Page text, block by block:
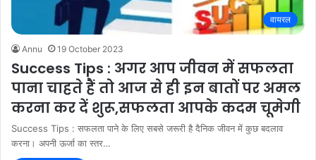
वायरल
Annu 19 October 2023
Success Tips : अगर आप जीवन में सफलता
पाना चाहते हैं तो आज से ही इन बातों पर अमल
करना कर दें शुरू,सफलता आपके कदम चूमेगी
Success Tips : सफलता पाने के लिए सबसे जरूरी है दैनिक जीवन में कुछ बदलाव
करना। अपनी ऊर्जा का स्तर…